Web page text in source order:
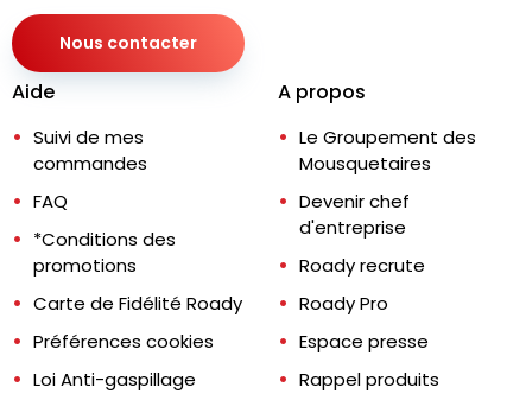
Nous contacter
Aide
Suivi de mes
commandes
FAQ
*Conditions des
promotions
Carte de Fidélité Roady
Préférences cookies
Loi Anti-gaspillage
A propos
Le Groupement des
Mousquetaires
Devenir chef
d'entreprise
Roady recrute
Roady Pro
Espace presse
Rappel produits